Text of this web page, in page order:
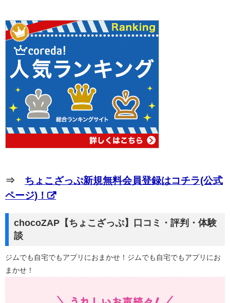
⇒ ちょこざっぷ新規無料会員登録はコチラ(公式
ページ)！
chocoZAP【ちょこざっぷ】口コミ・評判・体験
談
ジムでも自宅でもアプリにおまかせ！ジムでも自宅でもアプリにお
まかせ！